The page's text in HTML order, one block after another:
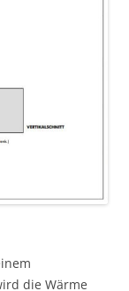
die Wärme